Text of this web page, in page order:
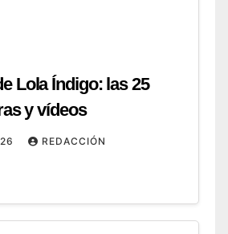
Lola Índigo: las 25
y vídeos
REDACCIÓN